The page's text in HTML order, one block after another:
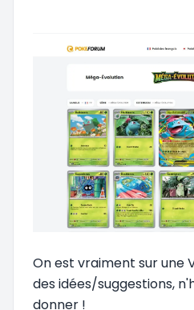
On est vraiment sur une
des idées/suggestions,
donner !